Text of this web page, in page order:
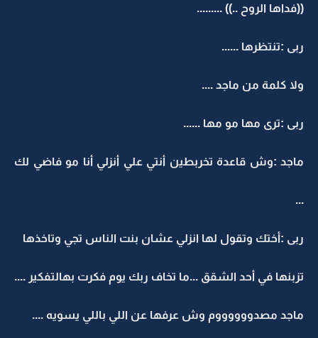
((فداها الروح ..)) .........
ربى :تنتظرها ......
ولا كلمة من ماجد ....
ربى :ترى مها مو مها ......
ماجد :وش قاعدة تخربطين أنتي علي أنزلي أنا مو فاضي لك
...
ربى :أختك وتقول لها انزلي عشان بنت الناس تجي وتاخذها
تزبنها في أحد الشقق ...ما تخاف ربك يوم فكرت بهالتفكير ....
ماجد مصدووووووم وش عرفها عن اللي باللي يسويه ....